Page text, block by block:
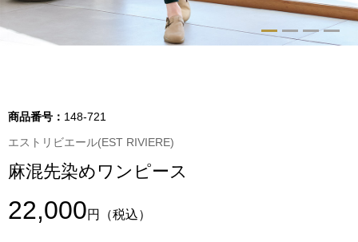
ン雑貨
Tシャツ／カッ
商品番号： 148-721
エストリビエール(EST RIVIERE)
麻混先染めワンピース
22,000円 （税込）